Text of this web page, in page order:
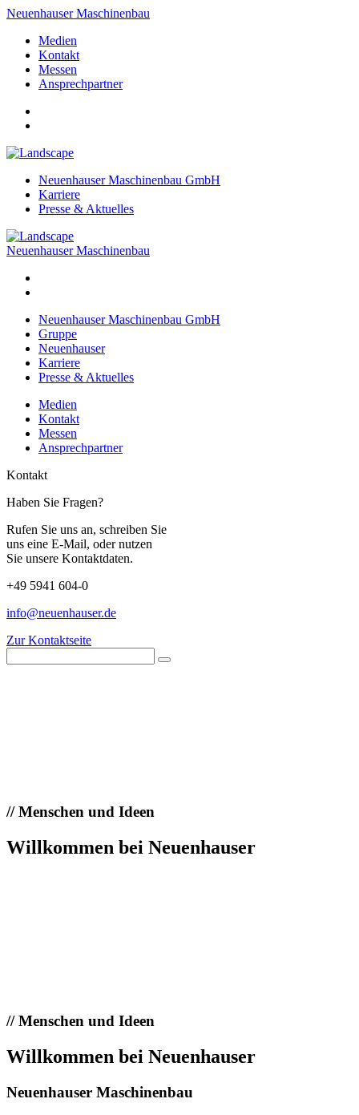
Neuenhauser Maschinenbau
Medien
Kontakt
Messen
Ansprechpartner
Neuenhauser Maschinenbau GmbH
Karriere
Presse & Aktuelles
Neuenhauser Maschinenbau
Neuenhauser Maschinenbau GmbH
Gruppe
Neuenhauser
Karriere
Presse & Aktuelles
Medien
Kontakt
Messen
Ansprechpartner
Kontakt
Haben Sie Fragen?
Rufen Sie uns an, schreiben Sie
uns eine E-Mail, oder nutzen
Sie unsere Kontaktdaten.
+49 5941 604-0
info@neuenhauser.de
Zur Kontaktseite
//Menschen und Ideen
Willkommen bei Neuenhauser
//Menschen und Ideen
Willkommen bei Neuenhauser
Neuenhauser Maschinenbau